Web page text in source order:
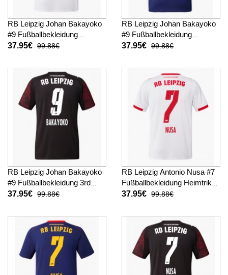
RB Leipzig Johan Bakayoko
#9 Fußballbekleidung
Heimtrikot 2025-26 Kurzarm
37.95€ 99.88€
RB Leipzig Johan Bakayoko
#9 Fußballbekleidung
Auswärtstrikot 2025-26
37.95€ 99.88€
RB Leipzig Johan Bakayoko
#9 Fußballbekleidung 3rd
trikot 2025-26 Kurzarm
37.95€ 99.88€
RB Leipzig Antonio Nusa #7
Fußballbekleidung Heimtrikot
2025-26 Kurzarm
37.95€ 99.88€